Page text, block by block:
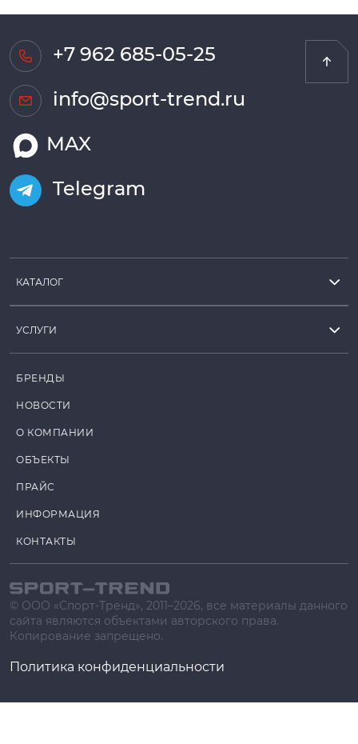
+7 962 685-05-25
info@sport-trend.ru
MAX
Telegram
КАТАЛОГ
УСЛУГИ
БРЕНДЫ
НОВОСТИ
О КОМПАНИИ
ОБЪЕКТЫ
ПРАЙС
ИНФОРМАЦИЯ
КОНТАКТЫ
© ООО «Спорт-Тренд», 2011–2026, все материалы данного
сайта являются объектами авторского права.
Копирование запрещено.
Политика конфиденциальности